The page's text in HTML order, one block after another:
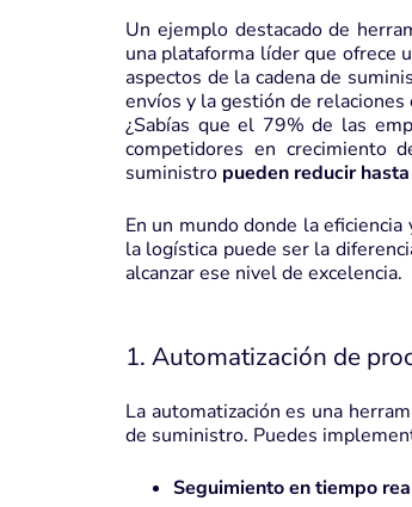
Un ejemplo destacado de
una plataforma líder que ofrece
aspectos de la cadena de
envíos y la gestión de relaciones
¿Sabías que el 79% de las
competidores en crecimiento
suministropueden reducir
En un mundo donde la
la logística puede ser la
alcanzar ese nivel de excelencia.
1. Automatización de
La automatización es una
de suministro. Puedes
Seguimiento en tiempo